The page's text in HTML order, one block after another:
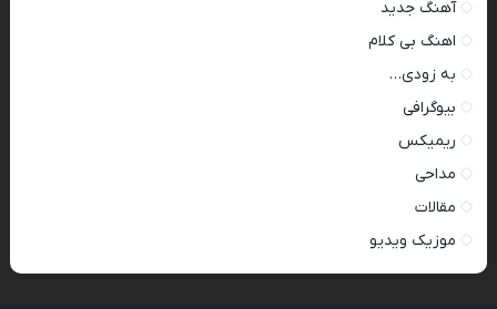
آهنگ جدید
اهنگ بی کلام
به زودی…
بیوگرافی
ریمیکس
مداحی
مقالات
موزیک ویدیو